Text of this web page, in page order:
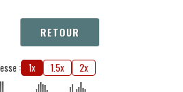
RETOUR
: 1x 1.5x 2x